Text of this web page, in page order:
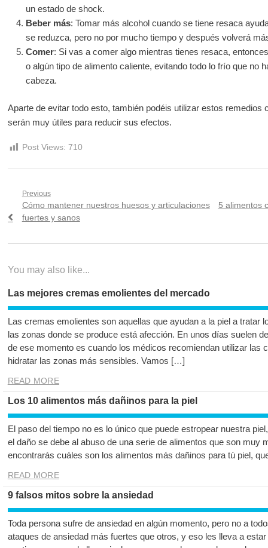
un estado de shock.
Beber más: Tomar más alcohol cuando se tiene resaca
se reduzca, pero no por mucho tiempo y después volverá
Comer: Si vas a comer algo mientras tienes resaca,
o algún tipo de alimento caliente, evitando todo lo frío que no
cabeza.
Aparte de evitar todo esto, también podéis utilizar estos remedios
serán muy útiles para reducir sus efectos.
Post Views: 710
Navegación
de
entradas
Previous
Previous
post:
Cómo mantener nuestros huesos y articulaciones
fuertes y sanos
Next
5 alimentos
You may also like...
Las mejores cremas emolientes del mercado
Las cremas emolientes son aquellas que ayudan a la piel a tratar
las zonas donde se produce está afección. En unos días suelen
de ese momento es cuando los médicos recomiendan utilizar las
hidratar las zonas más sensibles. Vamos […]
READ MORE
Los 10 alimentos más dañinos para la piel
El paso del tiempo no es lo único que puede estropear nuestra
el daño se debe al abuso de una serie de alimentos que son muy
encontrarás cuáles son los alimentos más dañinos para tú piel,
READ MORE
9 falsos mitos sobre la ansiedad
Toda persona sufre de ansiedad en algún momento, pero no a
ataques de ansiedad más fuertes que otros, y eso les lleva a